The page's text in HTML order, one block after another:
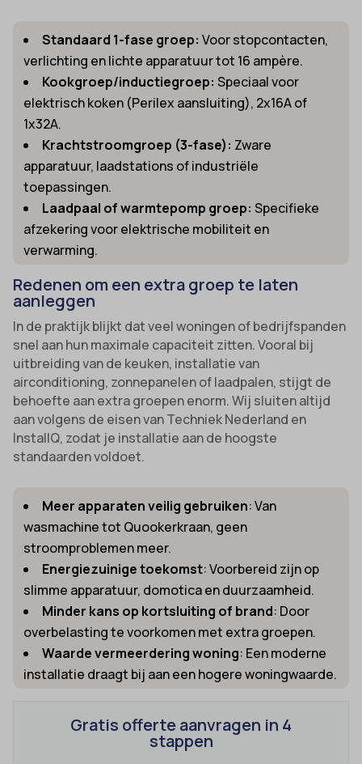
Standaard 1-fase groep: Voor stopcontacten,
verlichting en lichte apparatuur tot 16 ampère.
Kookgroep/inductiegroep: Speciaal voor
elektrisch koken (Perilex aansluiting), 2x16A of
1x32A.
Krachtstroomgroep (3-fase): Zware
apparatuur, laadstations of industriële
toepassingen.
Laadpaal of warmtepomp groep: Specifieke
afzekering voor elektrische mobiliteit en
verwarming.
Redenen om een extra groep te laten
aanleggen
In de praktijk blijkt dat veel woningen of bedrijfspanden
snel aan hun maximale capaciteit zitten. Vooral bij
uitbreiding van de keuken, installatie van
airconditioning, zonnepanelen of laadpalen, stijgt de
behoefte aan extra groepen enorm. Wij sluiten altijd
aan volgens de eisen van Techniek Nederland en
InstallQ, zodat je installatie aan de hoogste
standaarden voldoet.
Meer apparaten veilig gebruiken: Van
wasmachine tot Quookerkraan, geen
stroomproblemen meer.
Energiezuinige toekomst: Voorbereid zijn op
slimme apparatuur, domotica en duurzaamheid.
Minder kans op kortsluiting of brand: Door
overbelasting te voorkomen met extra groepen.
Waarde vermeerdering woning: Een moderne
installatie draagt bij aan een hogere woningwaarde.
Gratis offerte aanvragen in 4
stappen